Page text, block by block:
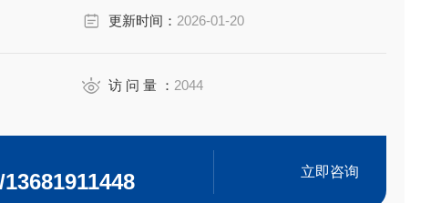
更新时间： 2026-01-20
访 问 量 ： 2044
立即咨询